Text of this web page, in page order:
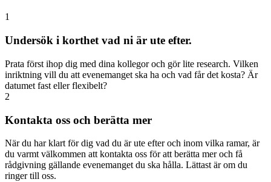
1
Undersök i korthet vad ni är ute efter.
Prata först ihop dig med dina kollegor och gör lite research. Vilken
inriktning vill du att evenemanget ska ha och vad får det kosta? Är
datumet fast eller flexibelt?
2
Kontakta oss och berätta mer
När du har klart för dig vad du är ute efter och inom vilka ramar, är
du varmt välkommen att kontakta oss för att berätta mer och få
rådgivning gällande evenemanget du ska hålla. Lättast är om du
ringer till oss.